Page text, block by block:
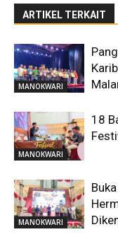
ARTIKEL TERKAIT
MANOKWARI
MANOKWARI
18
MANOKWARI